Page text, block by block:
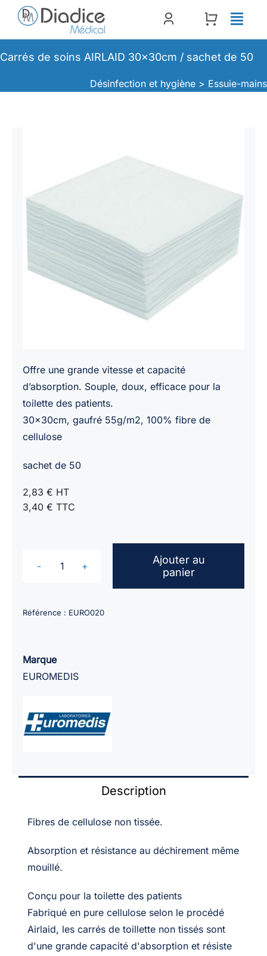
Passer
contenu
Carrés de soins AIRLAID 30x30cm / sachet de 50
Désinfection et hygiène > Essuie-mains
Offre une grande vitesse et capacité
d’absorption. Souple, doux, efficace pour la
toilette des patients.
30x30cm, gaufré 55g/m2, 100% fibre de
cellulose
sachet de 50
2,83 € HT
3,40 € TTC
quantité
Carrés
30x30cm
de
Ajouter au
panier
Référence : EURO020
Marque
EUROMEDIS
Description
Fibres de cellulose non tissée.
Absorption et résistance au déchirement même
mouillé.
Conçu pour la toilette des patients
Fabriqué en pure cellulose selon le procédé
Airlaid, les carrés de toillette non tissés sont
d'une grande capacité d'absorption et résiste